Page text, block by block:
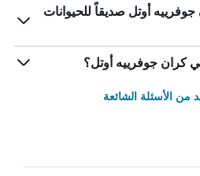
أوتل صديقاً للحيوانات
كران جوفرييه أوتل؟
من الأسئلة الشائعة